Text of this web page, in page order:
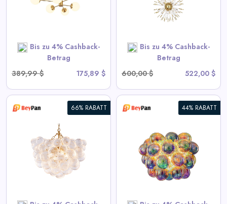
Bis zu 4% Cashback-
Betrag
389,99 $
175,89 $
Bis zu 4% Cashback-
Betrag
600,00 $
522,00 $
View All BeyPan Deals
SHOP NOW
66% RABATT 44% RABATT
Blubbernde Deckenleuchte mit
irisierendem Cognac getöntem
View All BeyPan Deals